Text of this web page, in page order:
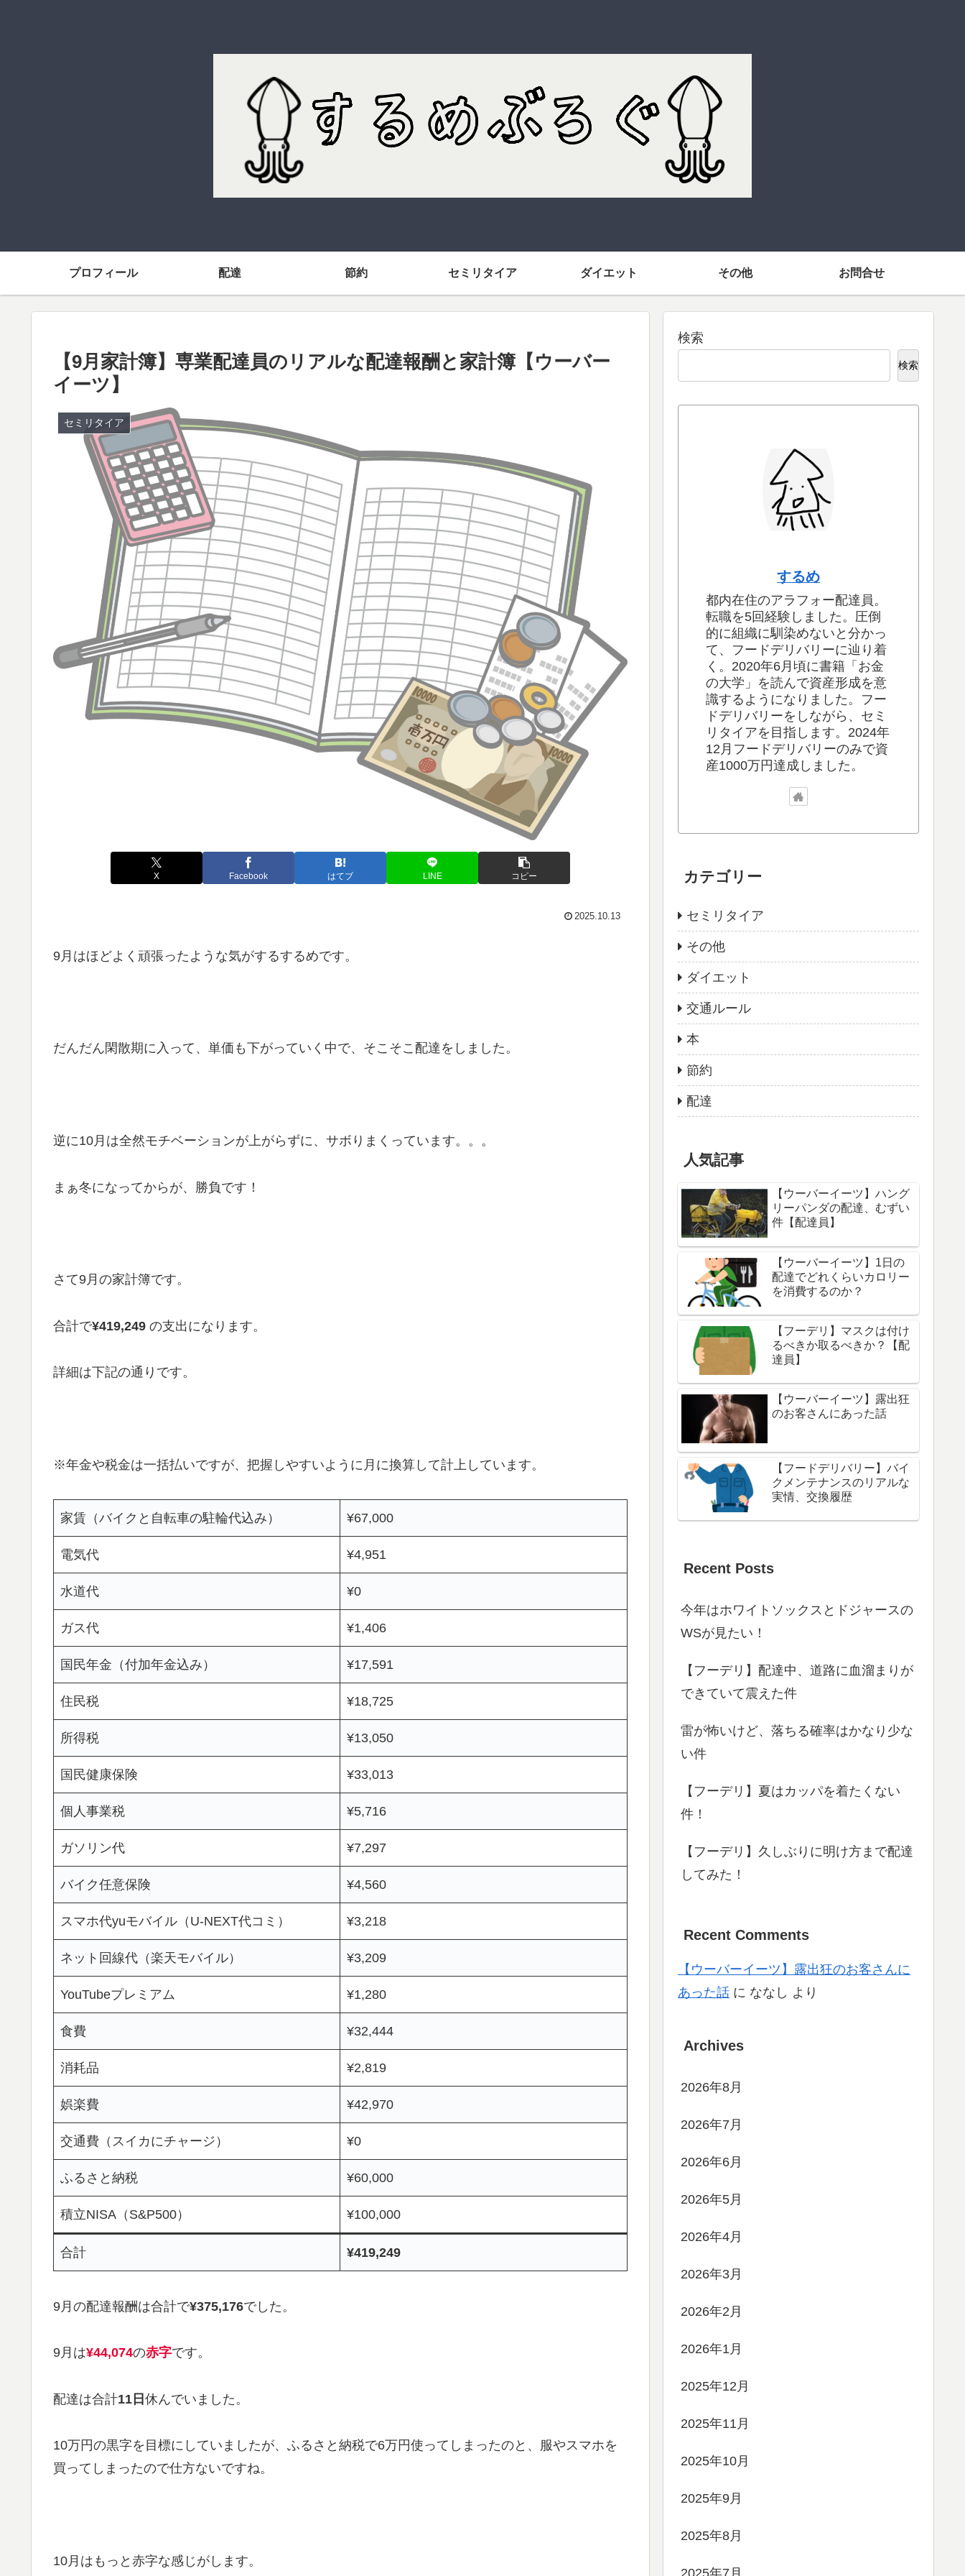
プロフィール 配達 節約 セミリタイア ダイエット その他 お問合せ
【9月家計簿】専業配達員のリアルな配達報酬と家計簿【ウーバー
イーツ】
セミリタイア
X Facebook はてブ LINE コピー
2025.10.13
9月はほどよく頑張ったような気がするするめです。
だんだん閑散期に入って、単価も下がっていく中で、そこそこ配達をしました。
逆に10月は全然モチベーションが上がらずに、サボりまくっています。。。
まぁ冬になってからが、勝負です！
さて9月の家計簿です。
合計で¥419,249 の支出になります。
詳細は下記の通りです。
※年金や税金は一括払いですが、把握しやすいように月に換算して計上しています。
家賃（バイクと自転車の駐輪代込み） ¥67,000
電気代 ¥4,951
水道代 ¥0
ガス代 ¥1,406
国民年金（付加年金込み） ¥17,591
住民税 ¥18,725
所得税 ¥13,050
国民健康保険 ¥33,013
個人事業税 ¥5,716
ガソリン代 ¥7,297
バイク任意保険 ¥4,560
スマホ代yuモバイル（U-NEXT代コミ） ¥3,218
ネット回線代（楽天モバイル） ¥3,209
YouTubeプレミアム ¥1,280
食費 ¥32,444
消耗品 ¥2,819
娯楽費 ¥42,970
交通費（スイカにチャージ） ¥0
ふるさと納税 ¥60,000
積立NISA（S&P500） ¥100,000
合計 ¥419,249
9月の配達報酬は合計で¥375,176でした。
9月は¥44,074の赤字です。
配達は合計11日 休んでいました。
10万円の黒字を目標にしていましたが、ふるさと納税で6万円使ってしまったのと、服やスマホを
買ってしまったので仕方ないですね。
10月はもっと赤字な感じがします。
検索
検索
するめ
都内在住のアラフォー配達員。
転職を5回経験しました。圧倒
的に組織に馴染めないと分かっ
て、フードデリバリーに辿り着
く。2020年6月頃に書籍「お金
の大学」を読んで資産形成を意
識するようになりました。フー
ドデリバリーをしながら、セミ
リタイアを目指します。2024年
12月フードデリバリーのみで資
産1000万円達成しました。
カテゴリー
セミリタイア
その他
ダイエット
交通ルール
本
節約
配達
人気記事
【ウーバーイーツ】ハング
リーパンダの配達、むずい
件【配達員】
【ウーバーイーツ】1日の
配達でどれくらいカロリー
を消費するのか？
【フーデリ】マスクは付け
るべきか取るべきか？【配
達員】
【ウーバーイーツ】露出狂
のお客さんにあった話
【フードデリバリー】バイ
クメンテナンスのリアルな
実情、交換履歴
Recent Posts
今年はホワイトソックスとドジャースの
WSが見たい！
【フーデリ】配達中、道路に血溜まりが
できていて震えた件
雷が怖いけど、落ちる確率はかなり少な
い件
【フーデリ】夏はカッパを着たくない
件！
【フーデリ】久しぶりに明け方まで配達
してみた！
Recent Comments
【ウーバーイーツ】露出狂のお客さんに
あった話 に ななし より
Archives
2026年8月
2026年7月
2026年6月
2026年5月
2026年4月
2026年3月
2026年2月
2026年1月
2025年12月
2025年11月
2025年10月
2025年9月
2025年8月